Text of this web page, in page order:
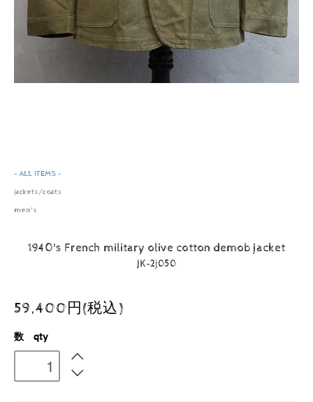
- ALL ITEMS -
jackets/coats
men's
1940's French military olive cotton demob jacket
JK-2j050
59,400円(税込)
数 qty